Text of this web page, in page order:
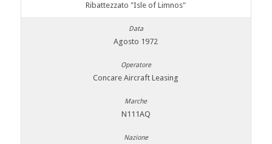
Ribattezzato "Isle of Limnos"
Agosto 1972
Concare Aircraft Leasing
N111AQ